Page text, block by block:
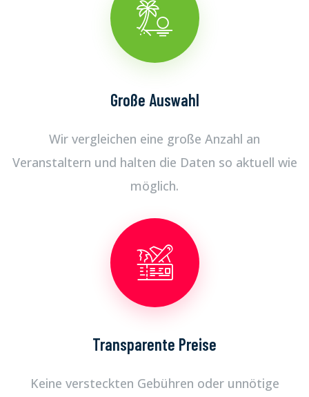
Große Auswahl
Wir vergleichen eine große Anzahl an
Veranstaltern und halten die Daten so aktuell wie
möglich.
Transparente Preise
Keine versteckten Gebühren oder unnötige